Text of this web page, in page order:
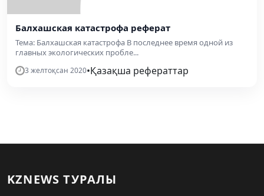
Балхашская катастрофа реферат
Тема: Балхашская катастрофа В последнее время одной из
главных экологических пробле...
3 желтоқсан 2020•Қазақша рефераттар
KZNEWS ТУРАЛЫ